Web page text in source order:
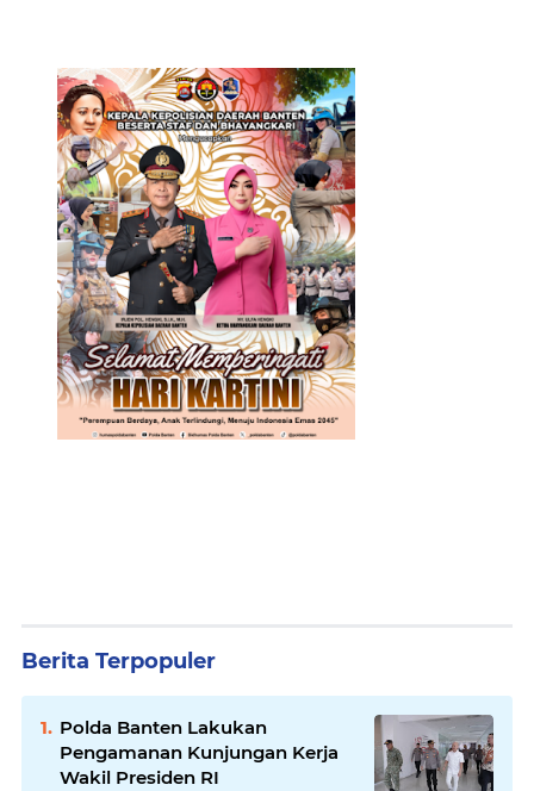
Berita Terpopuler
Polda Banten Lakukan
Pengamanan Kunjungan Kerja
Wakil Presiden RI